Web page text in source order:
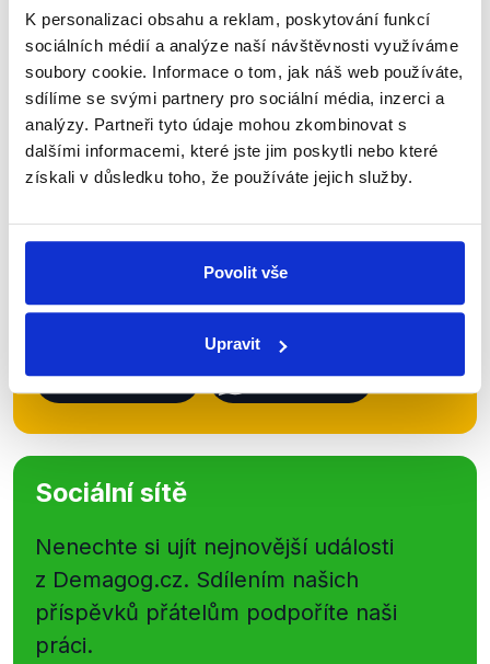
K personalizaci obsahu a reklam, poskytování funkcí
sociálních médií a analýze naší návštěvnosti využíváme
soubory cookie. Informace o tom, jak náš web používáte,
sdílíme se svými partnery pro sociální média, inzerci a
analýzy. Partneři tyto údaje mohou zkombinovat s
dalšími informacemi, které jste jim poskytli nebo které
získali v důsledku toho, že používáte jejich služby.
Povolit vše
Upravit
Zůstaňme v kontaktu
Přihlaste se k odběru našeho
newsletteru nebowhatsappového
kanálu, kde pravidelně přinášíme
shrnutí nejzajímavějších článků a analýz.
Začněte nás odebírat, a mějte tak
přehled o tom, jaké dezinformace a
nepravdy se zrovna v Česku šíří.
Newsletter WhatsApp
Sociální sítě
Nenechte si ujít nejnovější události
z Demagog.cz. Sdílením našich
příspěvků přátelům podpoříte naši
práci.